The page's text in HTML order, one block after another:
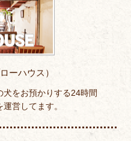
ーハウス）
をお預かりする24時間
営してます。